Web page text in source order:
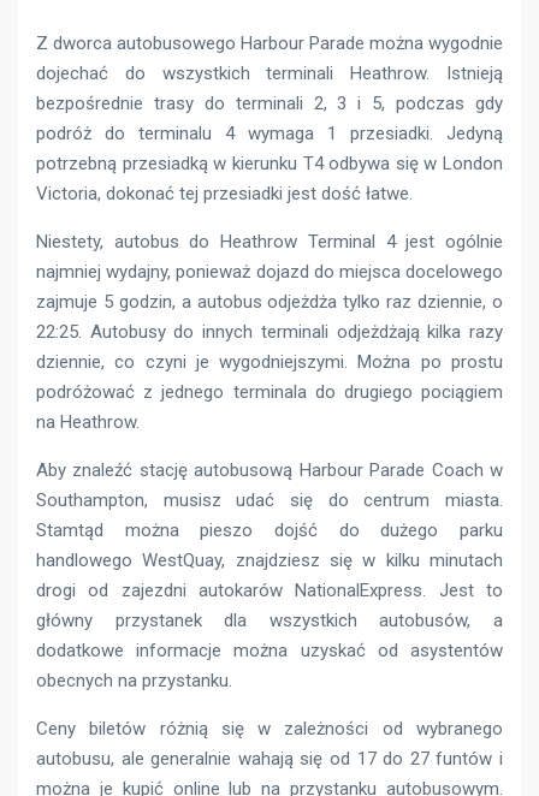
Z dworca autobusowego Harbour Parade można wygodnie
dojechać do wszystkich terminali Heathrow. Istnieją
bezpośrednie trasy do terminali 2, 3 i 5, podczas gdy
podróż do terminalu 4 wymaga 1 przesiadki. Jedyną
potrzebną przesiadką w kierunku T4 odbywa się w London
Victoria, dokonać tej przesiadki jest dość łatwe.
Niestety, autobus do Heathrow Terminal 4 jest ogólnie
najmniej wydajny, ponieważ dojazd do miejsca docelowego
zajmuje 5 godzin, a autobus odjeżdża tylko raz dziennie, o
22:25. Autobusy do innych terminali odjeżdżają kilka razy
dziennie, co czyni je wygodniejszymi. Można po prostu
podróżować z jednego terminala do drugiego pociągiem
na Heathrow.
Aby znaleźć stację autobusową Harbour Parade Coach w
Southampton, musisz udać się do centrum miasta.
Stamtąd można pieszo dojść do dużego parku
handlowego WestQuay, znajdziesz się w kilku minutach
drogi od zajezdni autokarów NationalExpress. Jest to
główny przystanek dla wszystkich autobusów, a
dodatkowe informacje można uzyskać od asystentów
obecnych na przystanku.
Ceny biletów różnią się w zależności od wybranego
autobusu, ale generalnie wahają się od 17 do 27 funtów i
można je kupić online lub na przystanku autobusowym.